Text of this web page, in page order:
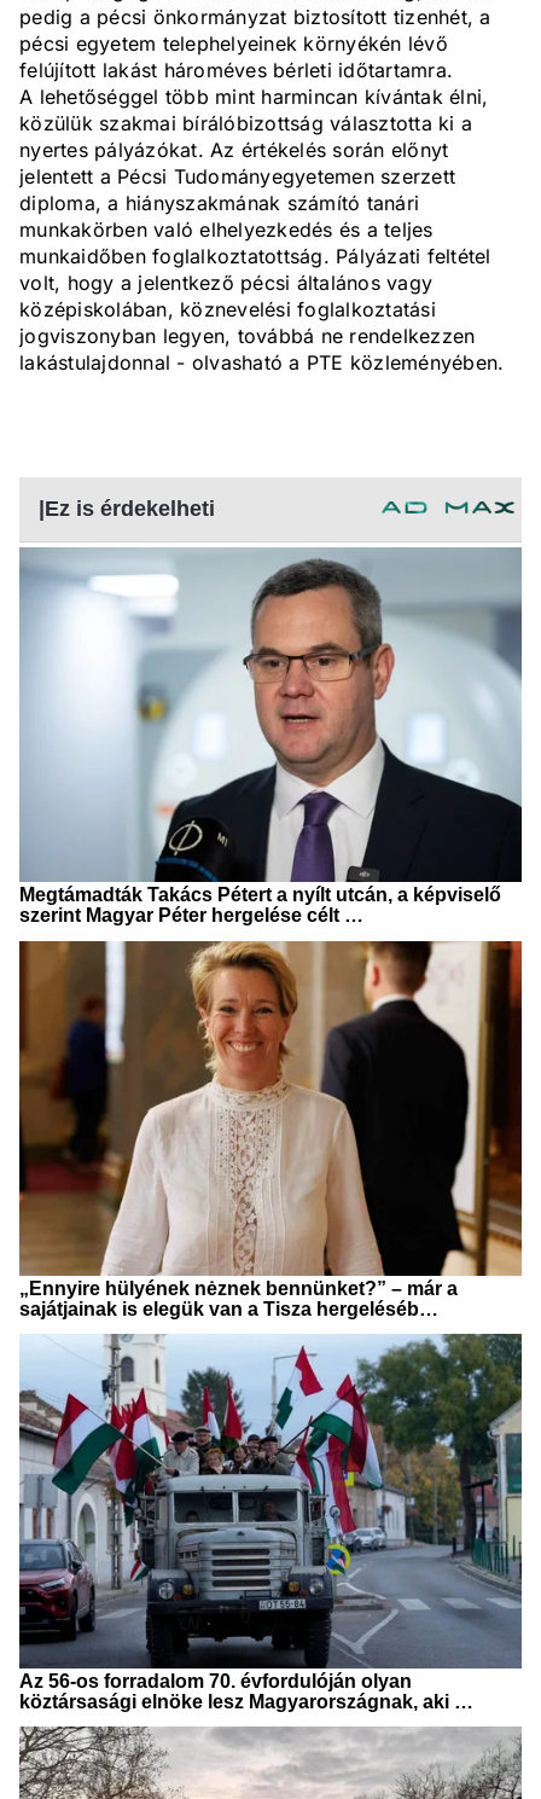
pedig a pécsi önkormányzat biztosított tizenhét, a
pécsi egyetem telephelyeinek környékén lévő
felújított lakást hároméves bérleti időtartamra.
A lehetőséggel több mint harmincan kívántak élni,
közülük szakmai bírálóbizottság választotta ki a
nyertes pályázókat. Az értékelés során előnyt
jelentett a Pécsi Tudományegyetemen szerzett
diploma, a hiányszakmának számító tanári
munkakörben való elhelyezkedés és a teljes
munkaidőben foglalkoztatottság. Pályázati feltétel
volt, hogy a jelentkező pécsi általános vagy
középiskolában, köznevelési foglalkoztatási
jogviszonyban legyen, továbbá ne rendelkezzen
lakástulajdonnal - olvasható a PTE közleményében.